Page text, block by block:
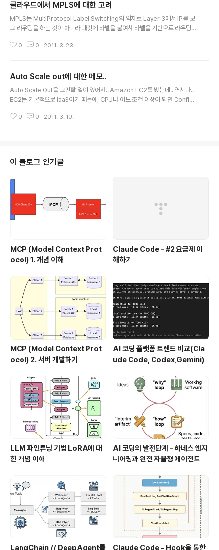
클라우드에서 MPLS에 대한 고려
MPLS는 MultiProtocol Label Switching의 약자로 Layer 3에서 IP를 보
고 라우팅을 하는 것이 아니라 패킷에 라벨을 붙여서 라벨을 기반으로 라우팅을
아니라, ATM이나 Frame Relay와 같이 프로토콜 종류에 상관 없이 라우팅이
팅을 하는데 사용하면 좋을 것 같다는.. 돈이 문제지만
0 0 2011. 3. 23.
Auto Scale out에 대한 메모..
Auto Scale Out을 고민할 일이 있어서.. Amazon EC2를 봤는데.. 역시나..
EC2는 기본적으로 IaaS이기 때문에, CPU나 어느 조건 이상이 되면 Config
Balancer에서 연결해주는 형태.. 즉, 일반적인 웹서버나 클러스터가 안되어 있
PaaS가 유리한듯.. 그리고, DB Auto Scale out 이야기 하시는분들 있는데, ..
0 0 2011. 3. 10.
이 블로그 인기글
MCP (Model Context Prot
ocol) 1. 개념 이해
Claude Code - #2 요금제 이
해하기
MCP (Model Context Prot
ocol) 2. 서버 개발하기
AI 코딩 플랫폼 트렌드 비교(Cla
ude Code, Codex,Gemini)
LLM 파인튜닝 기법 LoRA에 대
한 개념 이해
AI 코딩의 발전단계 - 하네스 엔지
니어링과 완전 자율형 에이전트
LangChain // DeepAgent를 Claude Code - Hook을 통한